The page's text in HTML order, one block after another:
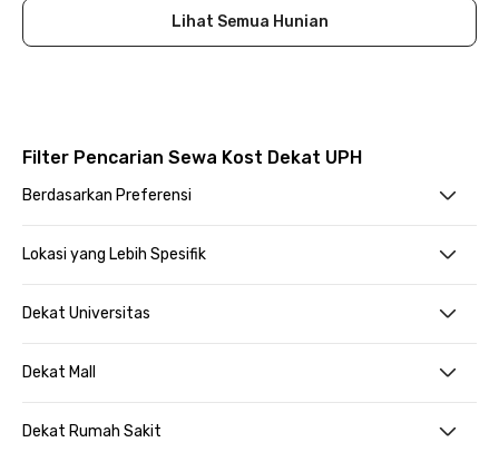
Lihat Semua Hunian
Filter Pencarian Sewa Kost Dekat UPH
Berdasarkan Preferensi
Lokasi yang Lebih Spesifik
Dekat Universitas
Dekat Mall
Dekat Rumah Sakit